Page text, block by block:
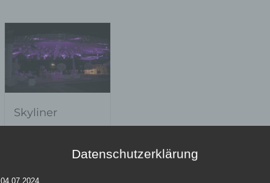
Skyliner
Datenschutzerklärung